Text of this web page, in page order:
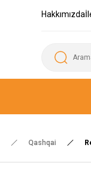
Hakkımızda
Qashqai